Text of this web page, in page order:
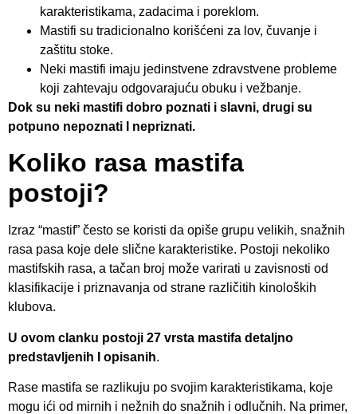
karakteristikama, zadacima i poreklom.
Mastifi su tradicionalno korišćeni za lov, čuvanje i
zaštitu stoke.
Neki mastifi imaju jedinstvene zdravstvene probleme
koji zahtevaju odgovarajuću obuku i vežbanje.
Dok su neki mastifi dobro poznati i slavni, drugi su
potpuno nepoznati I nepriznati.
Koliko rasa mastifa
postoji?
Izraz “mastif” često se koristi da opiše grupu velikih, snažnih
rasa pasa koje dele slične karakteristike. Postoji nekoliko
mastifskih rasa, a tačan broj može varirati u zavisnosti od
klasifikacije i priznavanja od strane različitih kinoloških
klubova.
U ovom clanku postoji 27 vrsta mastifa detaljno
predstavljenih I opisanih.
Rase mastifa se razlikuju po svojim karakteristikama, koje
mogu ići od mirnih i nežnih do snažnih i odlučnih. Na primer,